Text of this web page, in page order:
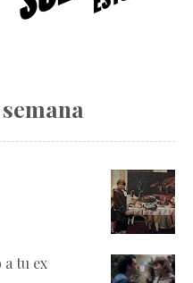
tu ex